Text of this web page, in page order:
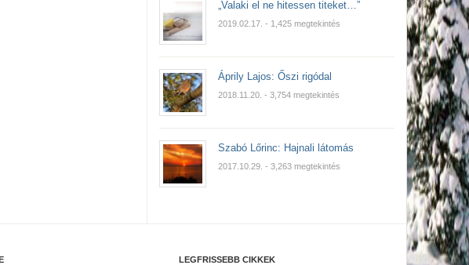
„Valaki el ne hitessen titeket…”
2019.02.17. - 1,425 megtekintés
Áprily Lajos: Őszi rigódal
2018.11.20. - 3,754 megtekintés
Szabó Lőrinc: Hajnali látomás
2017.10.29. - 3,263 megtekintés
LEGFRISSEBB CIKKEK